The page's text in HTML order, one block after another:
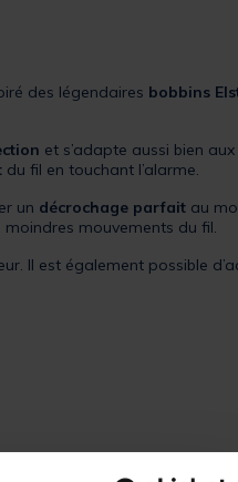
des légendaires bobbins
et s’adapte aussi bien aux
du fil en touchant l’alarme.
un décrochage parfait au
moindres mouvements du fil.
Il est également possible